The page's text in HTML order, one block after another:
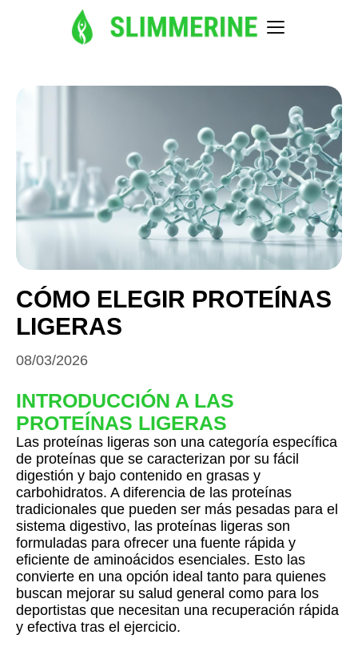
CÓMO ELEGIR PROTEÍNAS
LIGERAS
08/03/2026
INTRODUCCIÓN A LAS
PROTEÍNAS LIGERAS
Las proteínas ligeras son una categoría específica
de proteínas que se caracterizan por su fácil
digestión y bajo contenido en grasas y
carbohidratos. A diferencia de las proteínas
tradicionales que pueden ser más pesadas para el
sistema digestivo, las proteínas ligeras son
formuladas para ofrecer una fuente rápida y
eficiente de aminoácidos esenciales. Esto las
convierte en una opción ideal tanto para quienes
buscan mejorar su salud general como para los
deportistas que necesitan una recuperación rápida
y efectiva tras el ejercicio.